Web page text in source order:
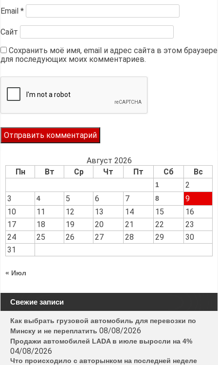
Email *
Сайт
Сохранить моё имя, email и адрес сайта в этом браузере
для последующих моих комментариев.
Август 2026
Пн
Вт Ср Чт Пт Сб Вс
1
2
3
4 5 6 7 8
9
10
11 12 13 14 15
16
17
18 19 20 21 22
23
24
25 26 27 28 29
30
31
« Июл
Свежие записи
Как выбрать грузовой автомобиль для перевозки по
Минску и не переплатить 08/08/2026
Продажи автомобилей LADA в июле выросли на 4%
04/08/2026
Что происходило с авторынком на последней неделе